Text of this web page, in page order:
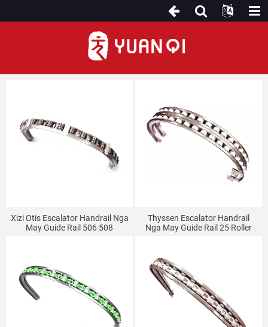
Xizi Otis Escalator Handrail Nga
May Guide Rail 506 508
Thyssen Escalator Handrail
Nga May Guide Rail 25 Roller